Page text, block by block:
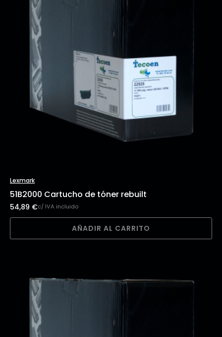
Lexmark
51B2000 Cartucho de tóner rebuilt
54,89 €c/ IVA incluido
AÑADIR AL CARRITO